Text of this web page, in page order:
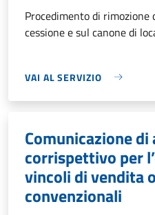
Procedimento di rimozione
cessione e sul canone di
VAI AL SERVIZIO
Comunicazione
corrispettivo per
vincoli di vendita
convenzionali